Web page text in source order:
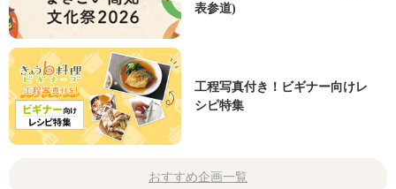
表参道)
工程写真付き！ビギナー向けレ
シピ特集
おすすめ企画一覧